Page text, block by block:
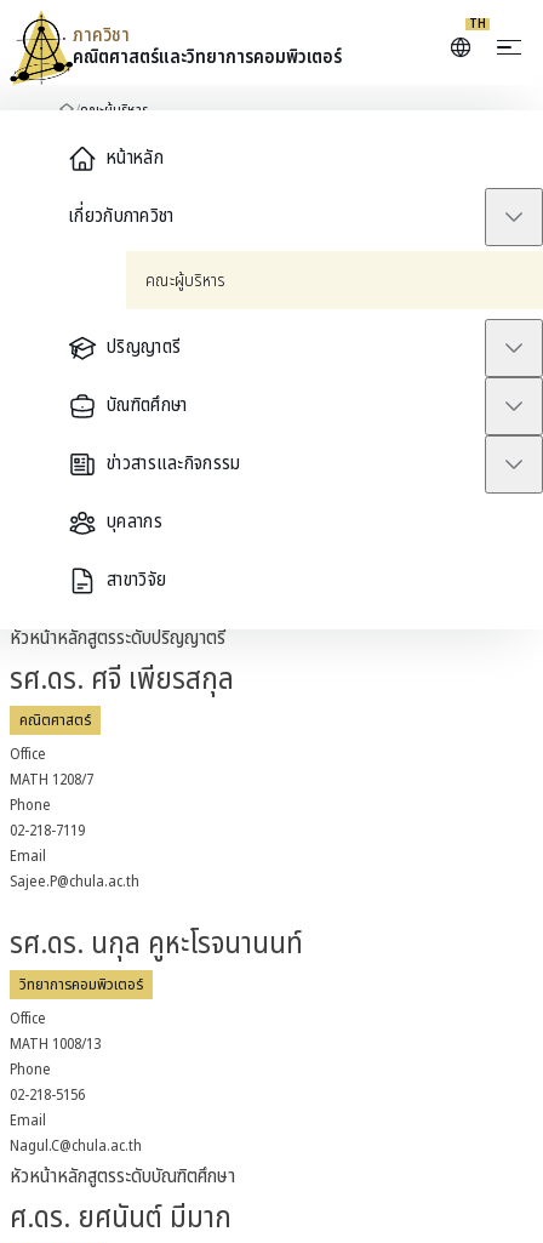
Skip to content
หน้าหลัก
เกี่ยวกับภาควิชา
คณะผู้บริหาร
ปริญญาตรี
บัณฑิตศึกษา
ข่าวสารและกิจกรรม
บุคลากร
สาขาวิจัย
ภาควิชา
คณิตศาสตร์และวิทยาการคอมพิวเตอร์
TH
/คณะผู้บริหาร
คณะผู้บริหาร
ผศ.ดร. อธิปัตย์ ธำรงธัญลักษณ์
หัวหน้าภาควิชา
Office
MATH 318, MATH 1309/10
02-218-5145, 02-218-5162
athipat.th@chula.ac.th
หัวหน้าหลักสูตรระดับปริญญาตรี
รศ.ดร. ศจี เพียรสกุล
คณิตศาสตร์
Office
MATH 1208/7
Phone
02-218-7119
Email
Sajee.P@chula.ac.th
รศ.ดร. นกุล คูหะโรจนานนท์
วิทยาการคอมพิวเตอร์
Office
MATH 1008/13
Phone
02-218-5156
Email
Nagul.C@chula.ac.th
หัวหน้าหลักสูตรระดับบัณฑิตศึกษา
ศ.ดร. ยศนันต์ มีมาก